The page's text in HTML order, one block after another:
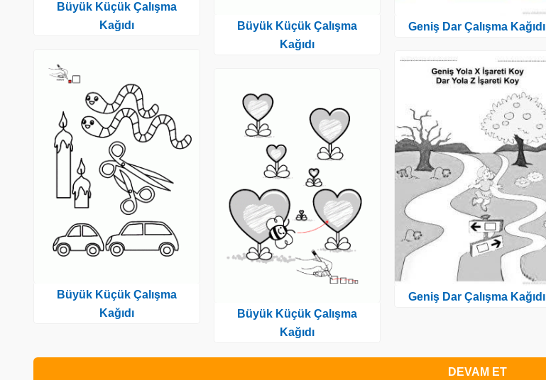
Büyük Küçük Çalışma
Kağıdı
Büyük Küçük Çalışma
Kağıdı
Büyük Küçük Çalışma
Kağıdı
Büyük Küçük Çalışma
Kağıdı
Geniş Dar Çalışma Kağıdı
Geniş Dar Çalışma Kağıdı
DEVAM ET